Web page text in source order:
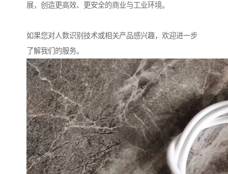
展，创造更高效、更安全的商业与工业环境。
如果您对人数识别技术或相关产品感兴趣，欢迎进一步
了解我们的服务。